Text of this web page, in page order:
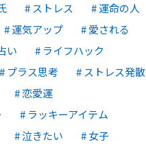
ストレス
運命の人
運気アップ
愛される
い
ライフハック
プラス思考
ストレス発散
恋愛運
ラッキーアイテム
泣きたい
女子